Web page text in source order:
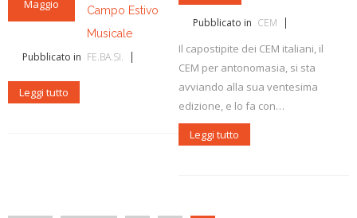
Maggio
Campo Estivo
Musicale
Pubblicato in FE.BA.SI.
Leggi tutto
Pubblicato in CEM
Il capostipite dei CEM italiani, il
CEM per antonomasia, si sta
avviando alla sua ventesima
edizione, e lo fa con…
Leggi tutto
Didattica
Brani d'obbligo 2008
Linee guida letteratura bandistica
RISORSE PER I COMPOSITORI
Brani da concorso